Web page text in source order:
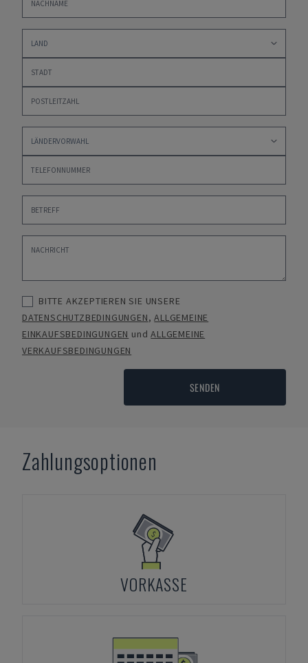
BITTE AKZEPTIEREN SIE UNSERE
DATENSCHUTZBEDINGUNGEN,ALLGEMEINE
EINKAUFSBEDINGUNGEN undALLGEMEINE
VERKAUFSBEDINGUNGEN
SENDEN
Zahlungsoptionen
VORKASSE